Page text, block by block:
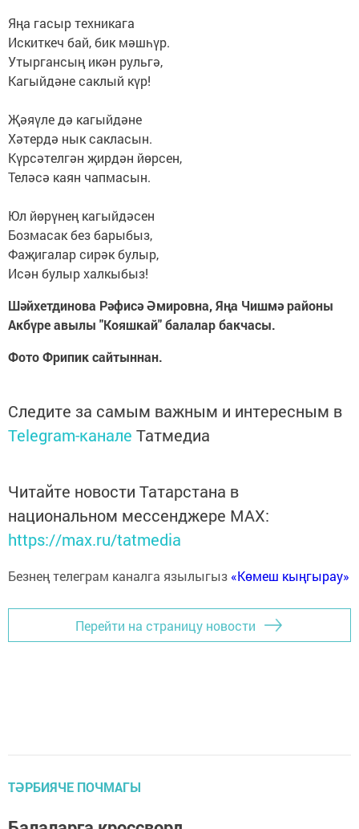
Яңа гасыр техникага
Искиткеч бай, бик мәшһүр.
Утыргансың икән рульгә,
Кагыйдәне саклый күр!
Җәяүле дә кагыйдәне
Хәтердә нык сакласын.
Күрсәтелгән җирдән йөрсен,
Теләсә каян чапмасын.
Юл йөрүнең кагыйдәсен
Бозмасак без барыбыз,
Фаҗигалар сирәк булыр,
Исән булыр халкыбыз!
Шәйхетдинова Рәфисә Әмировна, Яңа Чишмә районы
Акбүре авылы "Кояшкай" балалар бакчасы.
Фото Фрипик сайтыннан.
Следите за самым важным и интересным в
Telegram-канале Татмедиа
Читайте новости Татарстана в
национальном мессенджере MАХ:
https://max.ru/tatmedia
Безнең телеграм каналга язылыгыз «Көмеш кыңгырау»
Перейти на страницу новости
ТӘРБИЯЧЕ ПОЧМАГЫ